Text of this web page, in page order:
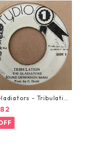
- Tribulation
】